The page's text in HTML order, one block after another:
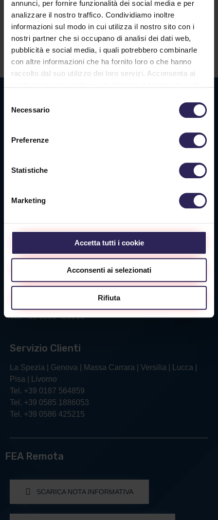
annunci, per fornire funzionalità dei social media e per
analizzare il nostro traffico. Condividiamo inoltre
informazioni sul modo in cui utilizza il nostro sito con i
nostri partner che si occupano di analisi dei dati web,
pubblicità e social media, i quali potrebbero combinarle
con altre informazioni che ha fornito loro o che hanno
raccolto dal suo utilizzo dei loro servizi. Acconsenta ai
delNecessario
Preferenze
Statistiche
Marketing
Accetta tutti i cookie
Acconsenti ai selezionati
Rifiuta
Lavora con noi
Contatti
Via Privata O.T.O., 33
Sede Massa Carrara
54100 Massa (MS)
Tel. +39 0585 1886053
Sede Livorno
Tel. +39 0586 425215
Servizio Clienti
La Spezia | Genova | Massa Carrara | Versilia | Lucca |
Pisa | Livorno
Tel. +39 0187 564859
Tel. +39 0585 1886053
Tel. +39 0586 425215
FEA Remota
SCARICA NOTA INFORMATIVA